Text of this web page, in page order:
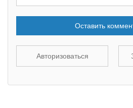
Оставить
Авторизоваться